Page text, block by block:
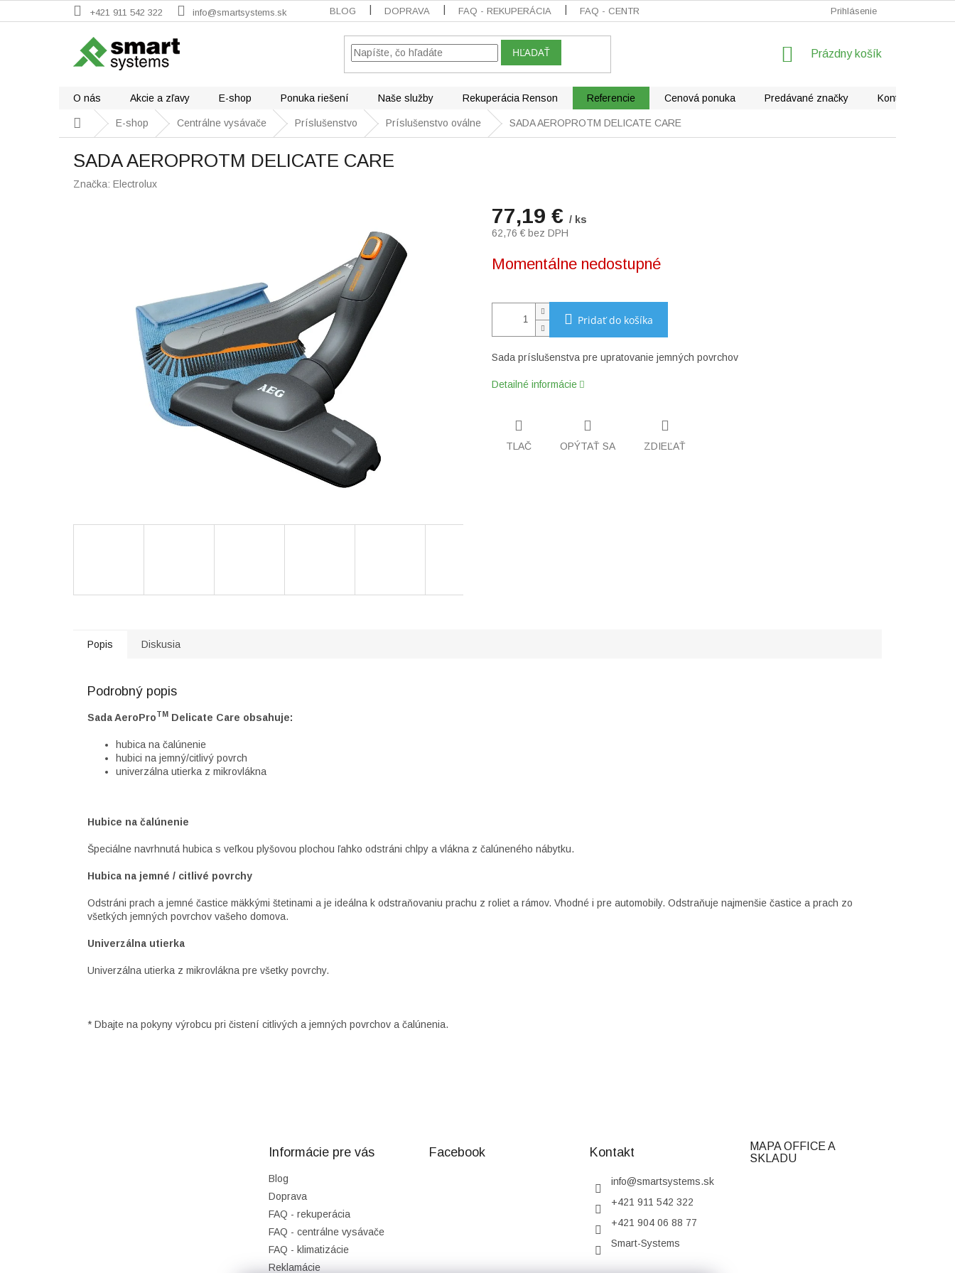
na
+421 911 542 322 info@smartsystems.sk BLOG DOPRAVA FAQ - REKUPERÁCIA FAQ - CENTRÁLNE VYSÁVAČE FAQ - KLIMATIZÁCIE REKLAMÁCIE
Prihlásenie
HĽADAŤ
NÁKUPNÝ
Prázdny košík
O nás Akcie a zľavy E-shop Ponuka riešení Naše služby Rekuperácia Renson Referencie Cenová ponuka Predávané značky Kontakty
DomovE-shop Centrálne vysávače Príslušenstvo Príslušenstvo oválne SADA AEROPROTM DELICATE CARE
SADA AEROPROTM DELICATE CARE
Značka: Electrolux
77,19 € / ks
62,76 € bez DPH
cena:
Momentálne nedostupné
Pridať do košíka
Sada príslušenstva pre upratovanie jemných povrchov
Detailné informácie
TLAČ OPÝTAŤ SA ZDIEĽAŤ
Popis Diskusia
Podrobný popis
Sada AeroProTM Delicate Care obsahuje:
hubica na čalúnenie
hubici na jemný/citlivý povrch
univerzálna utierka z mikrovlákna
Hubice na čalúnenie
Špeciálne navrhnutá hubica s veľkou plyšovou plochou ľahko odstráni chlpy a vlákna z čalúneného nábytku.
Hubica na jemné / citlivé povrchy
Odstráni prach a jemné častice mäkkými štetinami a je ideálna k odstraňovaniu prachu z roliet a rámov. Vhodné i pre automobily. Odstraňuje najmenšie častice a prach zo
všetkých jemných povrchov vašeho domova.
Univerzálna utierka
Univerzálna utierka z mikrovlákna pre všetky povrchy.
* Dbajte na pokyny výrobcu pri čistení citlivých a jemných povrchov a čalúnenia.
Informácie pre vás
Blog
Doprava
FAQ - rekuperácia
FAQ - centrálne vysávače
FAQ - klimatizácie
Reklamácie
Facebook Kontakt
info@smartsystems.sk
+421 911 542 322
+421 904 06 88 77
Smart-Systems
MAPA OFFICE A
SKLADU